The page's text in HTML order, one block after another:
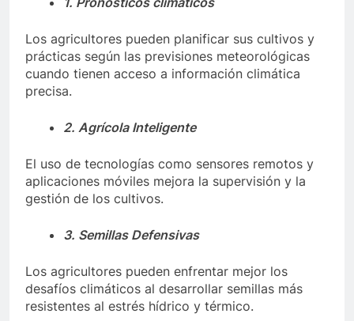
Los agricultores pueden planificar sus cultivos y
prácticas según las previsiones meteorológicas
cuando tienen acceso a información climática
precisa.
2. Agrícola Inteligente
El uso de tecnologías como sensores remotos y
aplicaciones móviles mejora la supervisión y la
gestión de los cultivos.
3. Semillas Defensivas
Los agricultores pueden enfrentar mejor los
desafíos climáticos al desarrollar semillas más
resistentes al estrés hídrico y térmico.